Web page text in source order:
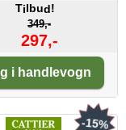
Tilbud!
349,-
297,-
i handlevogn
-15%